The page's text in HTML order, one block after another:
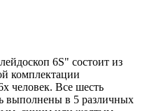
6S" состоит из
комплектации
человек. Все шесть
выполнены в 5 различных